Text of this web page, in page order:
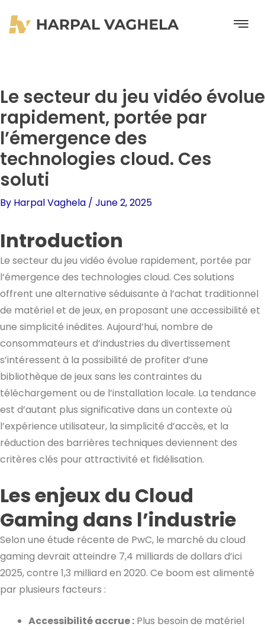
Le secteur du jeu vidéo évolue
rapidement, portée par
l’émergence des
technologies cloud. Ces
soluti
By Harpal Vaghela / June 2, 2025
Introduction
Le secteur du jeu vidéo évolue rapidement, portée par
l’émergence des technologies cloud. Ces solutions
offrent une alternative séduisante à l’achat traditionnel
de matériel et de jeux, en proposant une accessibilité et
une simplicité inédites. Aujourd’hui, nombre de
consommateurs et d’industries du divertissement
s’intéressent à la possibilité de profiter d’une
bibliothèque de jeux sans les contraintes du
téléchargement ou de l’installation locale. La tendance
est d’autant plus significative dans un contexte où
l’expérience utilisateur, la simplicité d’accès, et la
réduction des barrières techniques deviennent des
critères clés pour attractivité et fidélisation.
Les enjeux du Cloud
Gaming dans l’industrie
Selon une étude récente de PwC, le marché du cloud
gaming devrait atteindre 7,4 milliards de dollars d’ici
2025, contre 1,3 milliard en 2020. Ce boom est alimenté
par plusieurs facteurs :
Accessibilité accrue : Plus besoin de matériel